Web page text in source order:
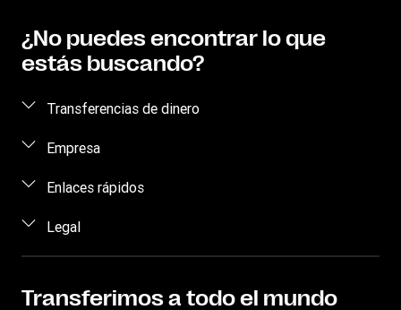
¿No puedes encontrar lo que
estás buscando?
Transferencias de dinero
Enviar dinero
Envío de dinero por teléfono
Envío de dinero a un recluso
Rastrear transferencia
Empresa
Acerca de nosotros
Carreras
Enlaces rápidos
Inicia sesión / Regístrate
Conviértete en un agente
Legal
Propiedad intelectual
Transferimos a todo el mundo